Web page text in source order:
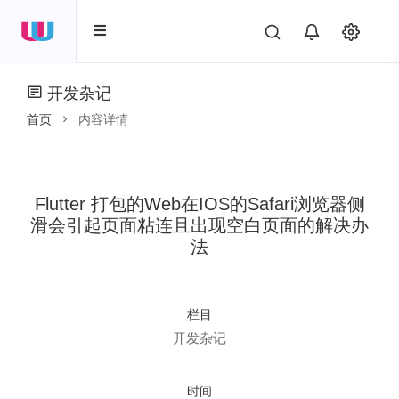
开发杂记
首页 内容详情
Flutter 打包的Web在IOS的Safari浏览器侧
滑会引起页面粘连且出现空白页面的解决办
法
栏目
开发杂记
时间